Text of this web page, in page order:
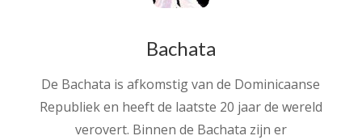
Bachata
De Bachata is afkomstig van de Dominicaanse
Republiek en heeft de laatste 20 jaar de wereld
verovert. Binnen de Bachata zijn er